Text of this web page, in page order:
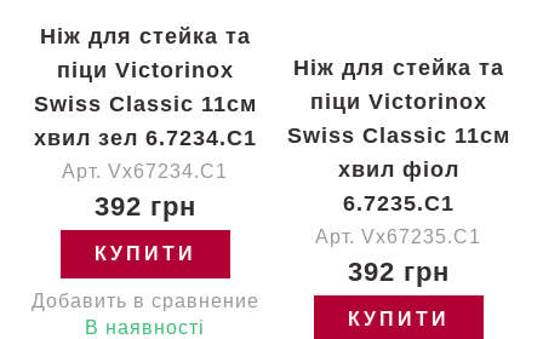
Ніж для стейка та
піци Victorinox
Swiss Classic 11см
хвил зел 6.7234.C1
Арт. Vx67234.C1
392 грн
КУПИТИ
Добавить в сравнение
В наявності
Ніж для стейка та
піци Victorinox
Swiss Classic 11см
хвил фіол
6.7235.C1
Арт. Vx67235.C1
392 грн
КУПИТИ